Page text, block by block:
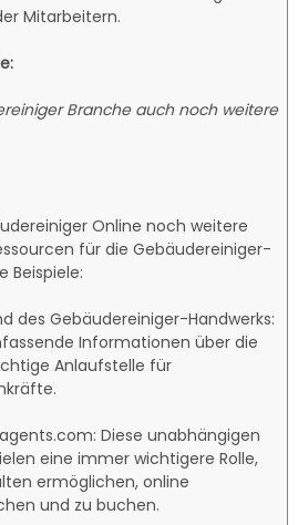
Mitarbeitern.
Branche auch noch weitere
Online noch weitere
für die Gebäudereiniger-
Beispiele:
des Gebäudereiniger-Handwerks:
Informationen über die
Anlaufstelle für
Diese unabhängigen
eine immer wichtigere Rolle,
ermöglichen, online
und zu buchen.